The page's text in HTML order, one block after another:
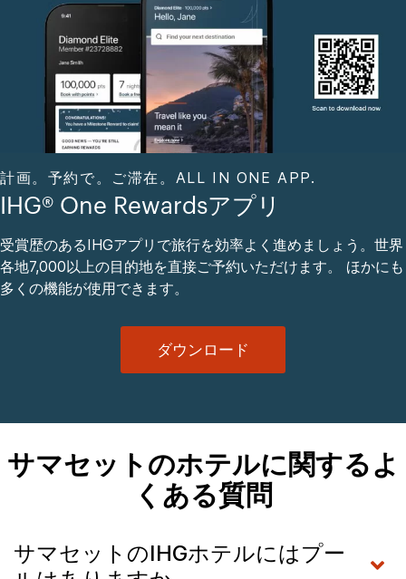
計画。予約で。ご滞在。ALL IN ONE APP.
IHG® One Rewardsアプリ
受賞歴のあるIHGアプリで旅行を効率よく進めましょう。世界
各地7,000以上の目的地を直接ご予約いただけます。 ほかにも
多くの機能が使用できます。
ダウンロード
サマセットのホテルに関するよ
くある質問
サマセットのIHGホテルにはプー